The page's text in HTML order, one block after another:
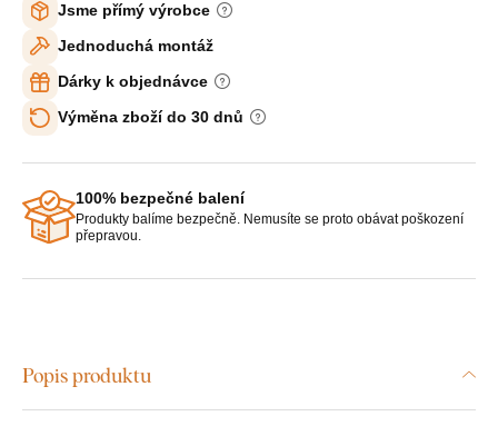
Jsme přímý výrobce
Jednoduchá montáž
Dárky k objednávce
Výměna zboží do 30 dnů
100% bezpečné balení
Produkty balíme bezpečně. Nemusíte se proto obávat poškození
přepravou.
Popis produktu